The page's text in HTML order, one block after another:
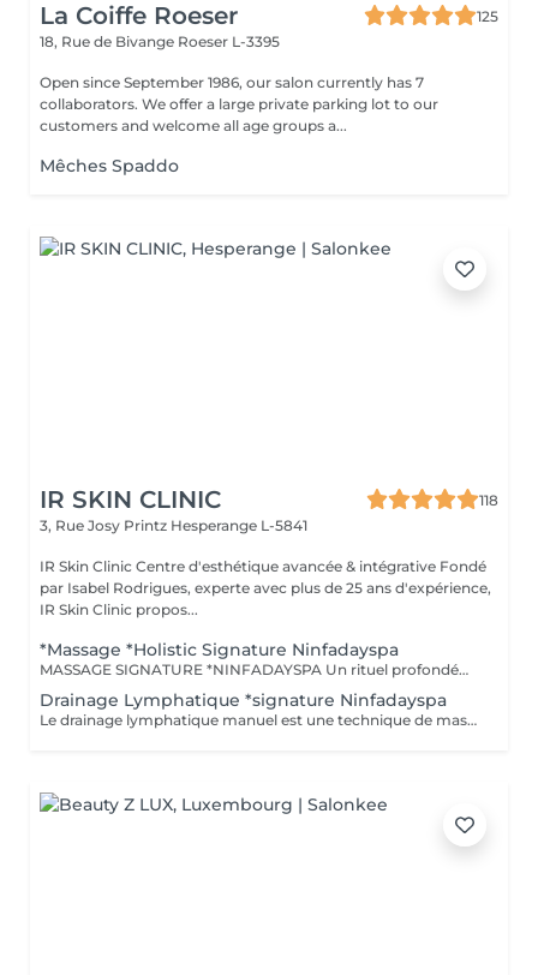
La Coiffe Roeser
125
18, Rue de Bivange Roeser L-3395
Open since September 1986, our salon currently has 7
collaborators. We offer a large private parking lot to our
customers and welcome all age groups a...
Mêches Spaddo
IR SKIN CLINIC
118
3, Rue Josy Printz Hesperange L-5841
IR Skin Clinic Centre d'esthétique avancée & intégrative Fondé
par Isabel Rodrigues, experte avec plus de 25 ans d'expérience,
IR Skin Clinic propos...
*Massage *Holistic Signature Ninfadayspa
MASSAGE SIGNATURE *NINFADAYSPA Un rituel profondément personnalisé alliant relaxation, rééquilibrage énergétique et lâcher-prise absolu. Chaque soin débute par un rituel de bienvenue évoluant au fil des saisons, accompagné d'un voyage olfactif sensoriel pensé pour harmoniser le corps et l'esprit. Le massage intègre également le versement coréen, réalisé tout au long du soin, pour favoriser une détente profonde et une reconnexion intérieure. Inspiré des philosophies Yin & Yang, de la respiration consciente et de la méditation, ce massage signature associe fluidité, assouplissement et gestuelles enveloppantes afin de rééquilibrer les énergies et procurer un véritable état de sérénité. Une expérience holistique exclusive signée NINFADAYSPA.
Drainage Lymphatique *signature Ninfadayspa
Le drainage lymphatique manuel est une technique de massage destinée à stimuler la circulation lymphatique et à détoxiquer l' organisme. *Tous ces massages avec signature NINFADAYSPA: sont un travail sur le flux énergétique, l'équilibre du corps et de l'esprit, Yin Yang, le zen et la méditation, respiration, assouplissement et relaxation absolue.